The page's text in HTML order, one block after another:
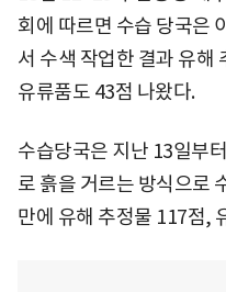
회에 따르면 수습 당국은
서 수색 작업한 결과 유해
유류품도 43점 나왔다.
수습당국은 지난 13일부
로 흙을 거르는 방식으로
만에 유해 추정물 117점,